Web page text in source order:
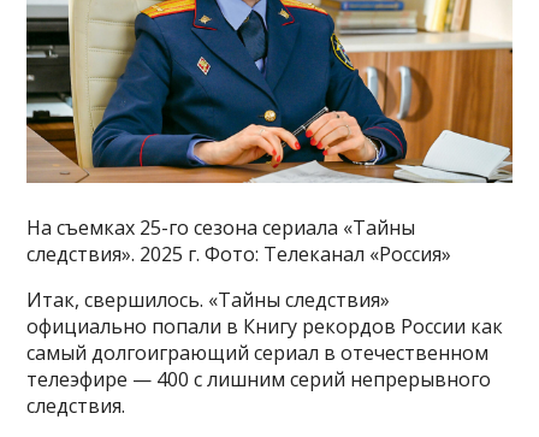
На съемках 25-го сезона сериала «Тайны
следствия». 2025 г. Фото: Телеканал «Россия»
Итак, свершилось. «Тайны следствия»
официально попали в Книгу рекордов России как
самый долгоиграющий сериал в отечественном
телеэфире — 400 с лишним серий непрерывного
следствия.